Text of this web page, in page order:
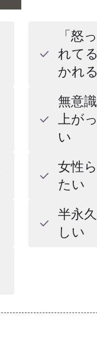
「怒
れて
かれ
無意
上が
い
女性
たい
半永
しい